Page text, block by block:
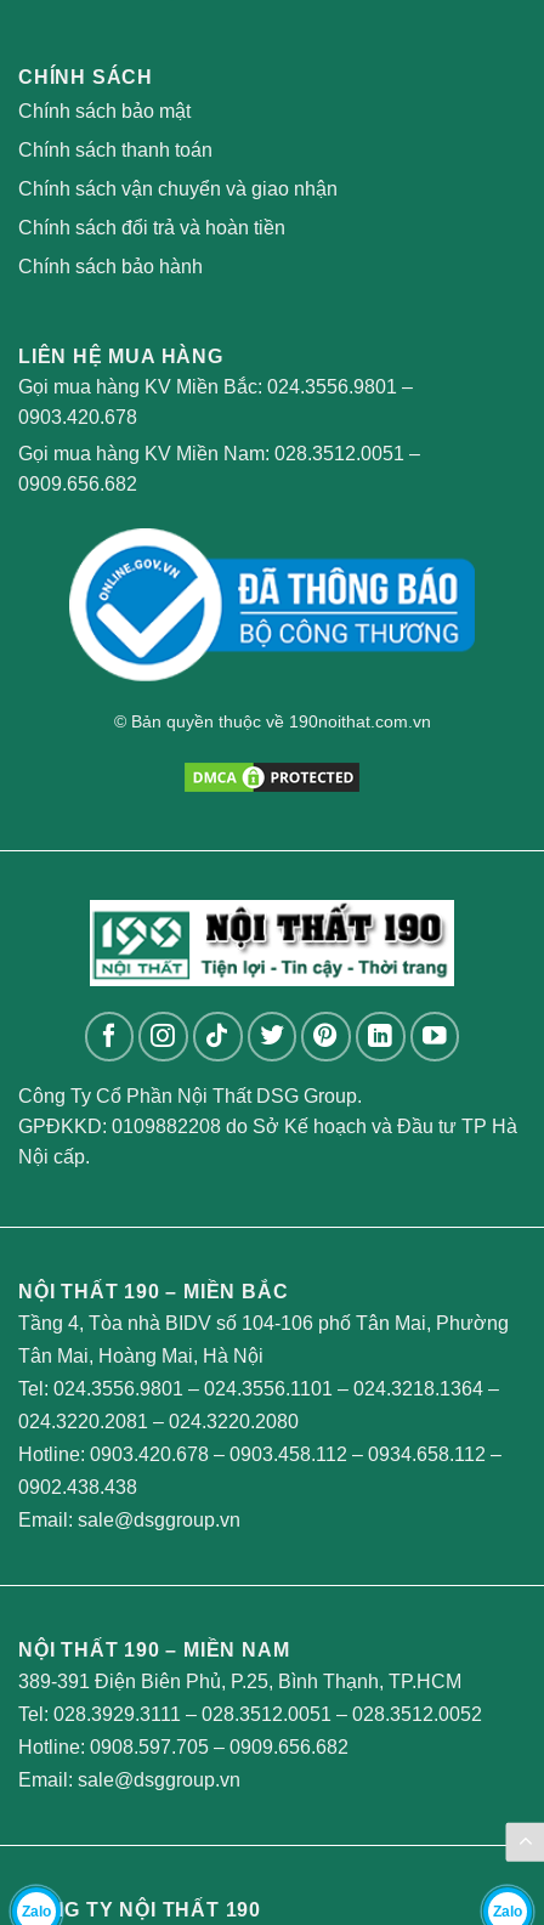
CHÍNH SÁCH
Chính sách bảo mật
Chính sách thanh toán
Chính sách vận chuyển và giao nhận
Chính sách đổi trả và hoàn tiền
Chính sách bảo hành
LIÊN HỆ MUA HÀNG
Gọi mua hàng KV Miền Bắc: 024.3556.9801 –
0903.420.678
Gọi mua hàng KV Miền Nam: 028.3512.0051 –
0909.656.682
© Bản quyền thuộc về 190noithat.com.vn
Công Ty Cổ Phần Nội Thất DSG Group.
GPĐKKD: 0109882208 do Sở Kế hoạch và Đầu tư TP Hà
Nội cấp.
NỘI THẤT 190 – MIỀN BẮC
Tầng 4, Tòa nhà BIDV số 104-106 phố Tân Mai, Phường
Tân Mai, Hoàng Mai, Hà Nội
Tel: 024.3556.9801 – 024.3556.1101 – 024.3218.1364 –
024.3220.2081 – 024.3220.2080
Hotline: 0903.420.678 – 0903.458.112 – 0934.658.112 –
0902.438.438
Email: sale@dsggroup.vn
NỘI THẤT 190 – MIỀN NAM
389-391 Điện Biên Phủ, P.25, Bình Thạnh, TP.HCM
Tel: 028.3929.3111 – 028.3512.0051 – 028.3512.0052
Hotline: 0908.597.705 – 0909.656.682
Email: sale@dsggroup.vn
CÔNG TY NỘI THẤT 190
Zalo Zalo